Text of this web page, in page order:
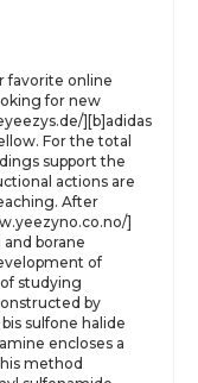
favorite online
for new
][b]adidas
For the total
support the
actions are
After
]
borane
of
studying
by
sulfone halide
encloses a
method